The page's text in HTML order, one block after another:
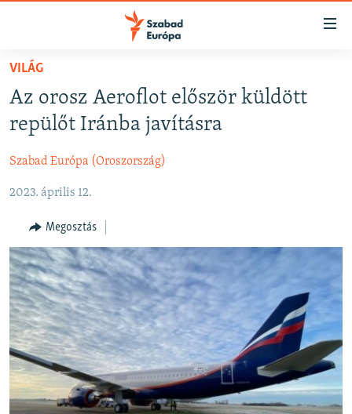
Akadálymentes
Ugrás
fő
oldalra
Ugrás
Ugrás
AKTUÁLIS
PODCASTOK
VIDEÓK
ELEMZŐ
NER15
SZABADON
TÁRSADALOM
DEMOKRÁCIA
A PÉNZ NYOMÁBAN
EURÓPAI UNIÓ
VILÁG
VILÁG
Az orosz Aeroflot először küldött
repülőt Iránba javításra
Szabad Európa (Oroszország)
2023. április 12.
Megosztás
FELIRATKOZÁS